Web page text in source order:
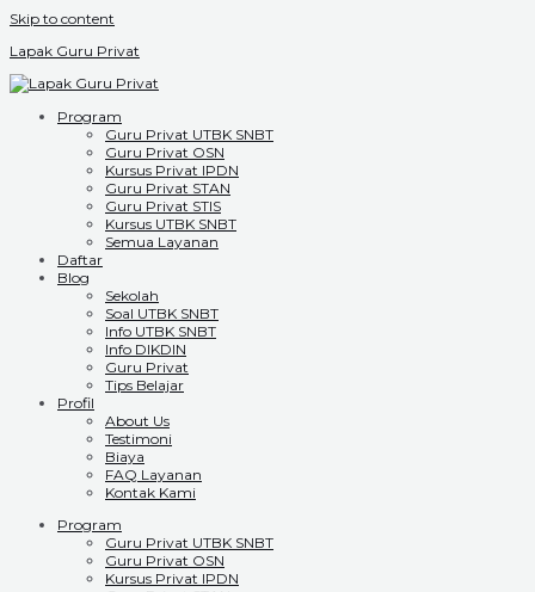
Skip to content
Lapak Guru Privat
Program
Guru Privat UTBK SNBT
Guru Privat OSN
Kursus Privat IPDN
Guru Privat STAN
Guru Privat STIS
Kursus UTBK SNBT
Semua Layanan
Daftar
Blog
Sekolah
Soal UTBK SNBT
Info UTBK SNBT
Info DIKDIN
Guru Privat
Tips Belajar
Profil
About Us
Testimoni
Biaya
FAQ Layanan
Kontak Kami
Program
Guru Privat UTBK SNBT
Guru Privat OSN
Kursus Privat IPDN